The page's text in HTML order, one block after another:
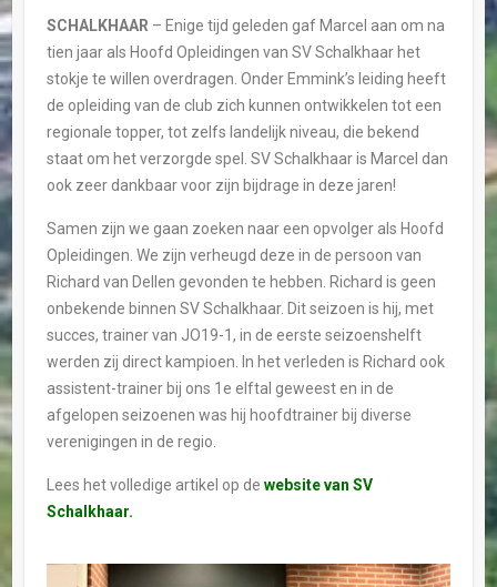
SCHALKHAAR – Enige tijd geleden gaf Marcel aan om na
tien jaar als Hoofd Opleidingen van SV Schalkhaar het
stokje te willen overdragen. Onder Emmink’s leiding heeft
de opleiding van de club zich kunnen ontwikkelen tot een
regionale topper, tot zelfs landelijk niveau, die bekend
staat om het verzorgde spel. SV Schalkhaar is Marcel dan
ook zeer dankbaar voor zijn bijdrage in deze jaren!
Samen zijn we gaan zoeken naar een opvolger als Hoofd
Opleidingen. We zijn verheugd deze in de persoon van
Richard van Dellen gevonden te hebben. Richard is geen
onbekende binnen SV Schalkhaar. Dit seizoen is hij, met
succes, trainer van JO19-1, in de eerste seizoenshelft
werden zij direct kampioen. In het verleden is Richard ook
assistent-trainer bij ons 1e elftal geweest en in de
afgelopen seizoenen was hij hoofdtrainer bij diverse
verenigingen in de regio.
Lees het volledige artikel op de website van SV
Schalkhaar.